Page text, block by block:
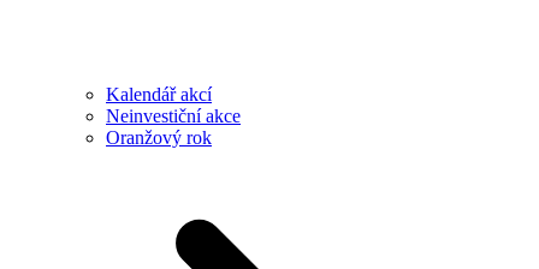
Kalendář akcí
Neinvestiční akce
Oranžový rok